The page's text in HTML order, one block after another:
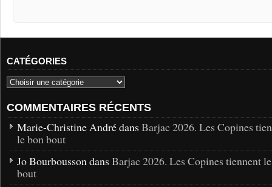
CATÉGORIES
COMMENTAIRES RÉCENTS
Marie-Christine André dans Barjac 2026. Les Copines
le bon bout
Jo Bourbousson dans Barjac 2026. Les Copines tiennent
bout